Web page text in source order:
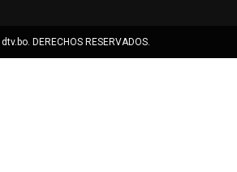
DERECHOS RESERVADOS.